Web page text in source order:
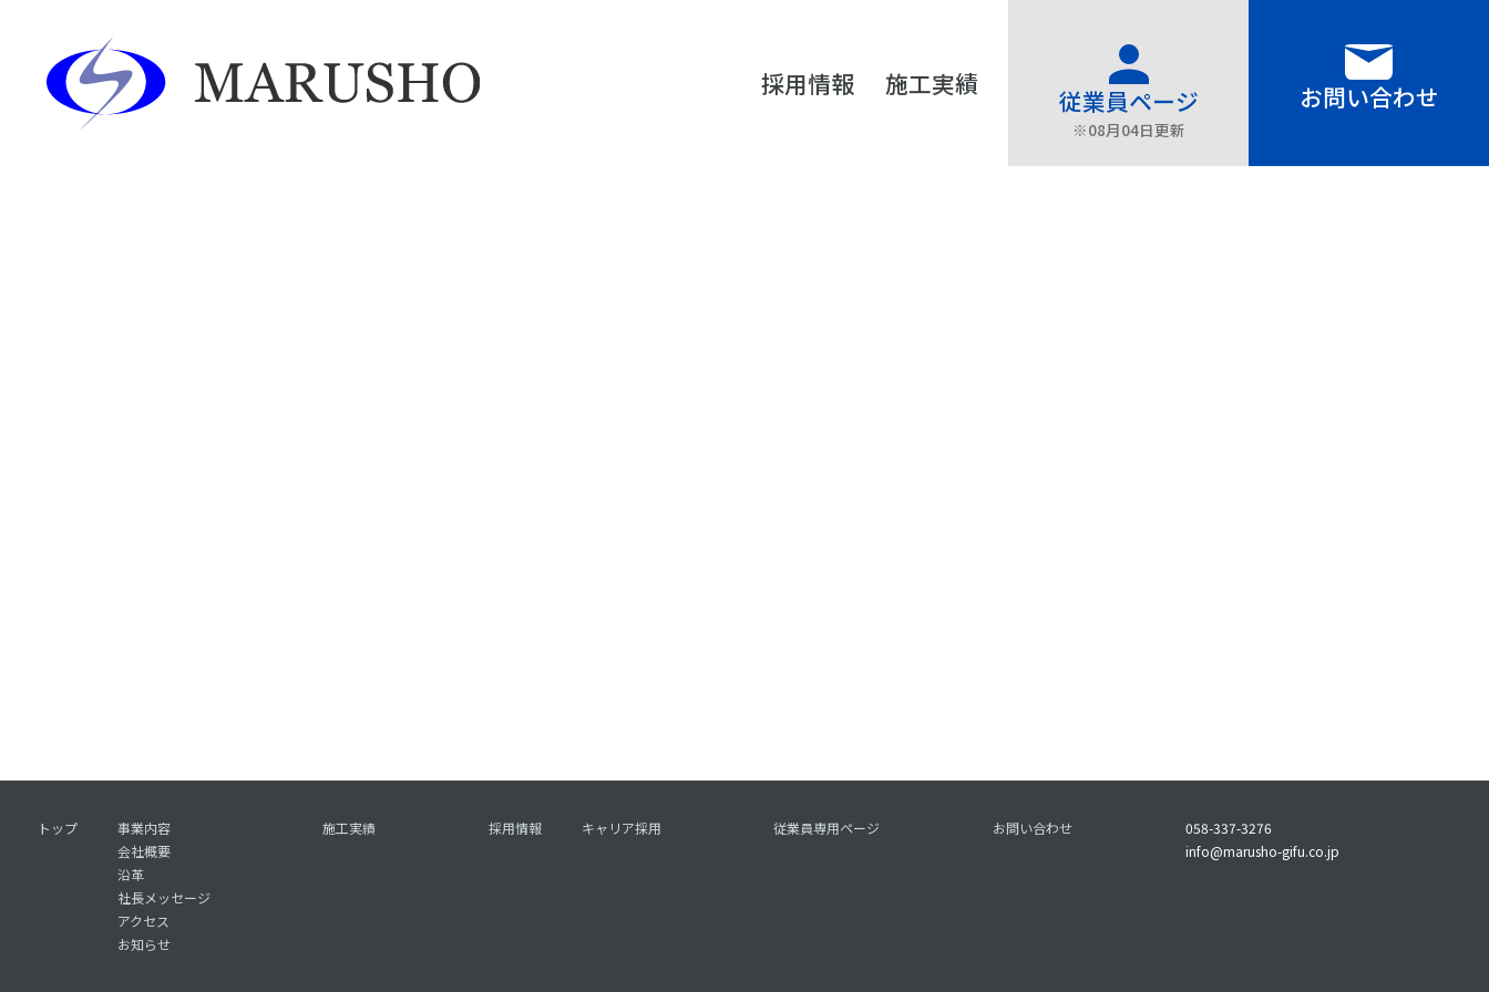
採用情報 施工実績
従業員ページ
※08月04日更新
お問い合わせ
トップ
事業内容
会社概要
沿革
社長メッセージ
アクセス
お知らせ
施工実績 採用情報 キャリア採用 従業員専用ページ お問い合わせ
058-337-3276
info@marusho-gifu.co.jp